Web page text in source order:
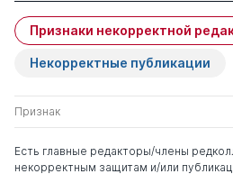
Кирьянова Вера
Васильевна
д. мед.
Котенко Константин
Валентинович
Ефименко Наталья
Признаки некорректной
Некорректные публикации
Признак
Есть главные редакторы/члены
некорректным защитам и/или